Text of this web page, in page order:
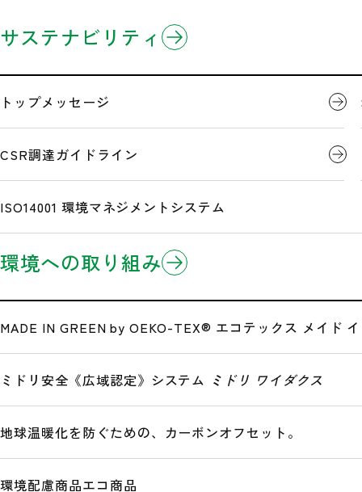
企業情報
3分でわかるミドリ安全
企業理念
沿革
広告・メディア情報
製品情報
製品のお知らせ
Eコマース/EDI(電子商取引)
研究開発
開発事例
サステナビリティ
トップメッセージ
CSR調達ガイドライン
ISO14001 環境マネジメントシステム
環境への取り組み
MADE IN GREEN by OEKO-TEX® エコテックス メイド
ミドリ安全《広域認定》システム ミドリ ワイダクス
地球温暖化を防ぐための、カーボンオフセット。
環境配慮商品エコ商品
テレビ朝日系
テレビ朝日系列「タモリ倶楽部」
●番組名：テレビ朝日系列
●日 時：3月17日（金）24:20～24:50 ※関東圏以外の日
「タモリ倶楽部」番組公式サイト